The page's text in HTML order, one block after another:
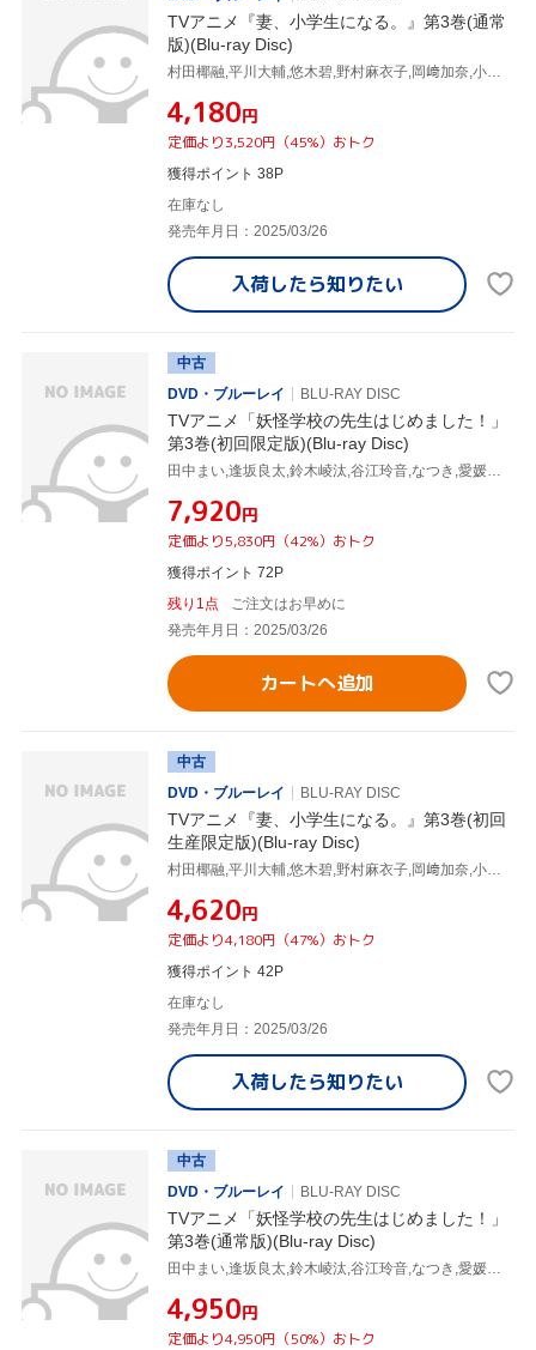
TVアニメ『妻、小学生になる。』第3巻(通常
版)(Blu-ray Disc)
村田椰融,平川大輔,悠木碧,野村麻衣子,岡﨑加奈,小島幸子,関川成人,山崎寛子
¥4,180円
定価より3,520円（45%）おトク
獲得ポイント 38P
在庫なし
発売年月日：2025/03/26
入荷したら知りたい
中古
DVD・ブルーレイ
BLU-RAY DISC
TVアニメ「妖怪学校の先生はじめました！」
第3巻(初回限定版)(Blu-ray Disc)
田中まい,逢坂良太,鈴木崚汰,谷江玲音,なつき,愛媛須田子,濱口漠,稲福高廣
¥7,920円
定価より5,830円（42%）おトク
獲得ポイント 72P
残り1点
ご注文はお早めに
発売年月日：2025/03/26
カートへ追加
中古
DVD・ブルーレイ
BLU-RAY DISC
TVアニメ『妻、小学生になる。』第3巻(初回
生産限定版)(Blu-ray Disc)
村田椰融,平川大輔,悠木碧,野村麻衣子,岡﨑加奈,小島幸子,関川成人,山崎寛子
¥4,620円
定価より4,180円（47%）おトク
獲得ポイント 42P
在庫なし
発売年月日：2025/03/26
入荷したら知りたい
中古
DVD・ブルーレイ
BLU-RAY DISC
TVアニメ「妖怪学校の先生はじめました！」
第3巻(通常版)(Blu-ray Disc)
田中まい,逢坂良太,鈴木崚汰,谷江玲音,なつき,愛媛須田子,濱口漠,稲福高廣
¥4,950円
定価より4,950円（50%）おトク